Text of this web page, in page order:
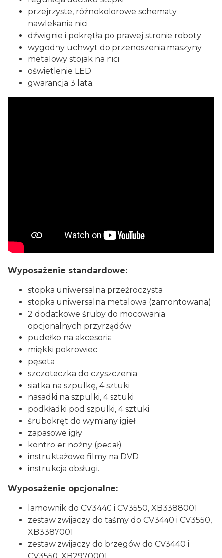
przejrzyste, różnokolorowe schematy
nawlekania nici
dźwignie i pokrętła po prawej stronie roboty
wygodny uchwyt do przenoszenia maszyny
metalowy stojak na nici
oświetlenie LED
gwarancja 3 lata.
Wyposażenie standardowe:
stopka uniwersalna przeźroczysta
stopka uniwersalna metalowa (zamontowana)
2 dodatkowe śruby do mocowania
opcjonalnych przyrządów
pudełko na akcesoria
miękki pokrowiec
pęseta
szczoteczka do czyszczenia
siatka na szpulkę, 4 sztuki
nasadki na szpulki, 4 sztuki
podkładki pod szpulki, 4 sztuki
śrubokręt do wymiany igieł
zapasowe igły
kontroler nożny (pedał)
instruktażowe filmy na DVD
instrukcja obsługi.
Wyposażenie opcjonalne:
lamownik do CV3440 i CV3550, XB3388001
zestaw zwijaczy do taśmy do CV3440 i CV3550,
XB3387001
zestaw zwijaczy do brzegów do CV3440 i
CV3550, XB2970001.